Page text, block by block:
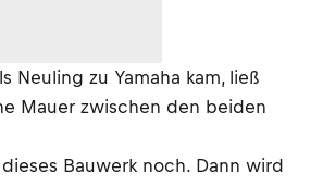
Neuling zu Yamaha kam, ließ
Mauer zwischen den beiden
Bauwerk noch. Dann wird